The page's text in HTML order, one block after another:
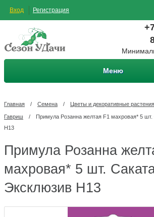
Вход Регистрация
Меню
Главная / Семена / Цветы и декоративные растения
Гавриш /
Примула Розанна желтая F1 махровая* 5
Н13
Примула Розанна
махровая* 5 шт.
Эксклюзив Н13